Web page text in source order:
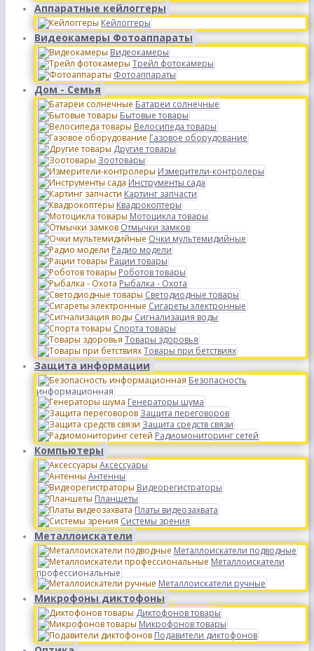
Аппаратные кейлоггеры
Кейлоггеры
Видеокамеры Фотоаппараты
Видеокамеры
Трейл фотокамеры
Фотоаппараты
Дом - Семья
Батареи солнечные
Бытовые товары
Велосипеда товары
Газовое оборудование
Другие товары
Зоотовары
Измерители-контролеры
Инструменты сада
Картинг запчасти
Квадрокоптеры
Мотоцикла товары
Отмычки замков
Очки мультемидийные
Радио модели
Рации товары
Роботов товары
Рыбалка - Охота
Светодиодные товары
Сигареты электронные
Сигнализация воды
Спорта товары
Товары здоровья
Товары при бетствиях
Защита информации
Безопасность
информационная
Генераторы шума
Защита переговоров
Защита средств связи
Радиомониторинг сетей
Компьютеры
Аксессуары
Антенны
Видеорегистраторы
Планшеты
Платы видеозахвата
Системы зрения
Металлоискатели
Металлоискатели подводные
Металлоискатели
профессиональные
Металлоискатели ручные
Микрофоны диктофоны
Диктофонов товары
Микрофонов товары
Подавители диктофонов